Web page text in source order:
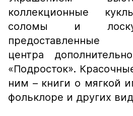
коллекционные
соломы и
предоставленные
центра
«Подросток».
ним – книги о мягкой
фольклоре и других